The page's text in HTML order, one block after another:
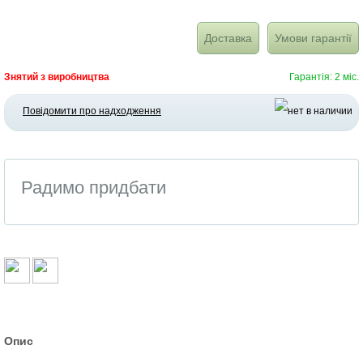
Доставка Умови гарантії
Знятий з виробництва Гарантія: 2 міс.
Повідомити про надходження
Радимо придбати
Опис